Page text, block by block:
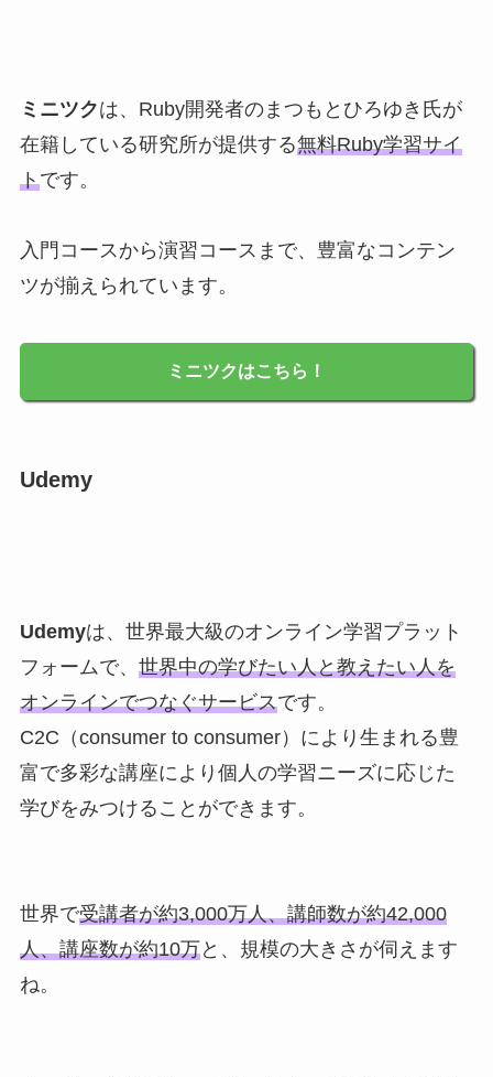
ミニツクは、Ruby開発者のまつもとひろゆき氏が
在籍している研究所が提供する無料Ruby学習サイ
トです。
入門コースから演習コースまで、豊富なコンテン
ツが揃えられています。
ミニツクはこちら！
Udemy
Udemyは、世界最大級のオンライン学習プラット
フォームで、 世界中の学びたい人と教えたい人を
オンラインでつなぐサービスです。
C2C（consumer to consumer）により生まれる豊
富で多彩な講座により個人の学習ニーズに応じた
学びをみつけることができます。
世界で受講者が約3,000万人、講師数が約42,000
人、講座数が約10万と、規模の大きさが伺えます
ね。